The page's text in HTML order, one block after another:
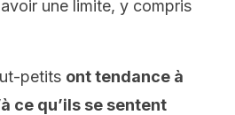
une limite, y compris
petits ont tendance à
ce qu’ils se sentent